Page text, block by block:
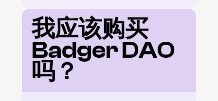
我应该购买
Badger DAO
吗？